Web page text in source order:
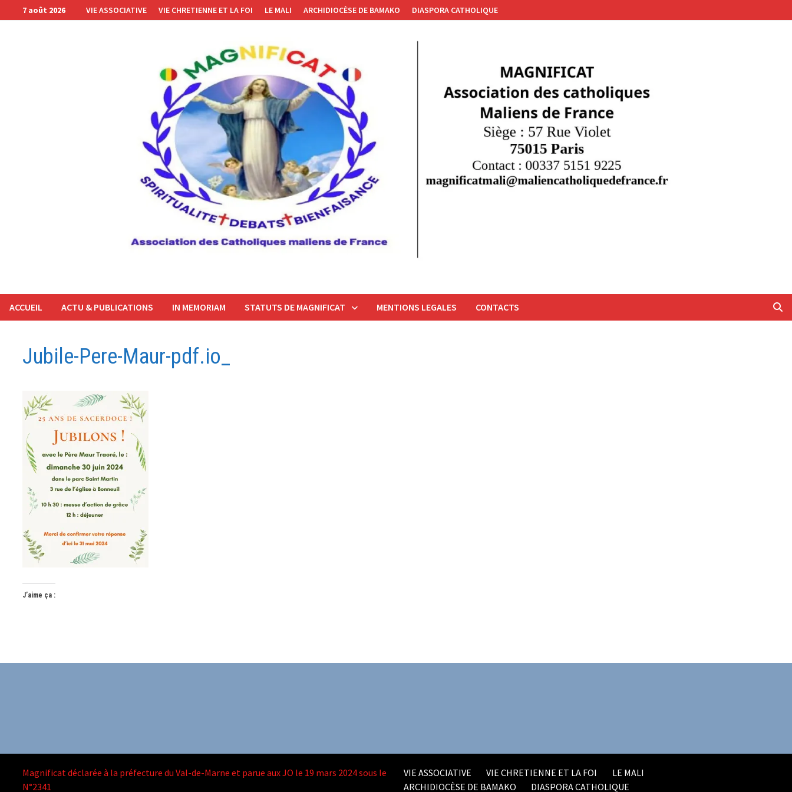
Passer
au
7 août 2026 VIE ASSOCIATIVE VIE CHRETIENNE ET LA FOI LE MALI ARCHIDIOCÈSE DE BAMAKO DIASPORA CATHOLIQUE
ACCUEIL ACTU & PUBLICATIONS IN MEMORIAM STATUTS DE MAGNIFICAT MENTIONS LEGALES CONTACTS
Jubile-Pere-Maur-pdf.io_
J’aime ça :
Magnificat déclarée à la préfecture du Val-de-Marne et parue aux JO le 19 mars 2024 sous le
N°2341
VIE ASSOCIATIVE VIE CHRETIENNE ET LA FOI
LE MALI
ARCHIDIOCÈSE DE BAMAKO
DIASPORA CATHOLIQUE